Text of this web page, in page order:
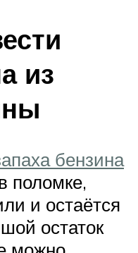
из
бензина
поломке,
и остаётся
остаток